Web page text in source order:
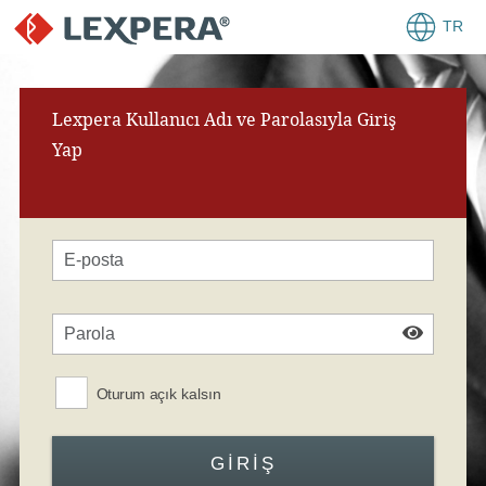
TR
Lexpera Kullanıcı Adı ve Parolasıyla Giriş
Yap
Oturum açık kalsın
GIRIŞ